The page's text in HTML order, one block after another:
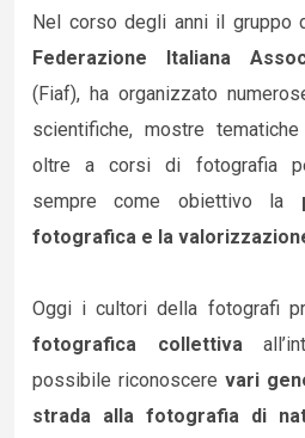
Nel corso degli anni il gruppo
Federazione Italiana
(Fiaf), ha organizzato
scientifiche, mostre
oltre a corsi di fotografia
sempre come obiettivo la
fotografica e la
Oggi i cultori della fotografi
fotografica collettiva
possibile riconoscere vari
strada alla fotografia di